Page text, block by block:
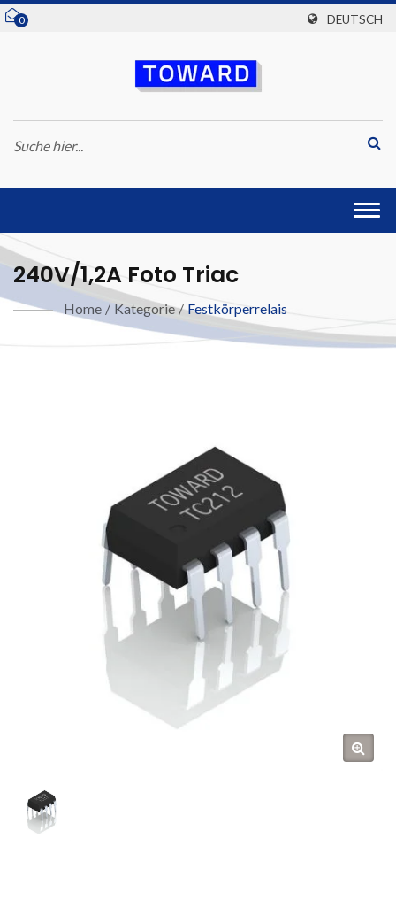
0 DEUTSCH
240V/1,2A Foto Triac
Home / Kategorie / Festkörperrelais